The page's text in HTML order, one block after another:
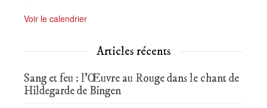
Voir le calendrier
Articles récents
Sang et feu : l’Œuvre au Rouge dans le chant de
Hildegarde de Bingen